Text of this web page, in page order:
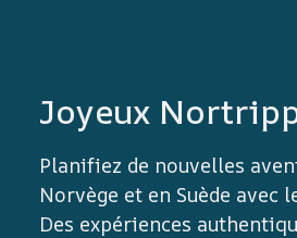
Joyeux
Planifiez de nouvelles
Norvège et en Suède avec
Des expériences